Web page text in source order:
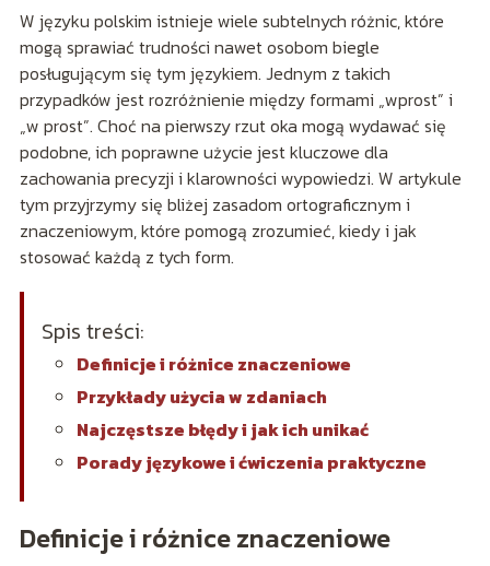
W języku polskim istnieje wiele subtelnych różnic, które
mogą sprawiać trudności nawet osobom biegle
posługującym się tym językiem. Jednym z takich
przypadków jest rozróżnienie między formami „wprost” i
„w prost”. Choć na pierwszy rzut oka mogą wydawać się
podobne, ich poprawne użycie jest kluczowe dla
zachowania precyzji i klarowności wypowiedzi. W artykule
tym przyjrzymy się bliżej zasadom ortograficznym i
znaczeniowym, które pomogą zrozumieć, kiedy i jak
stosować każdą z tych form.
Spis treści:
Definicje i różnice znaczeniowe
Przykłady użycia w zdaniach
Najczęstsze błędy i jak ich unikać
Porady językowe i ćwiczenia praktyczne
Definicje i różnice znaczeniowe